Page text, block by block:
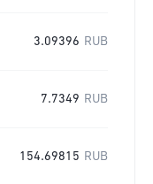
3.09396 RUB
7.7349 RUB
154.69815 RUB